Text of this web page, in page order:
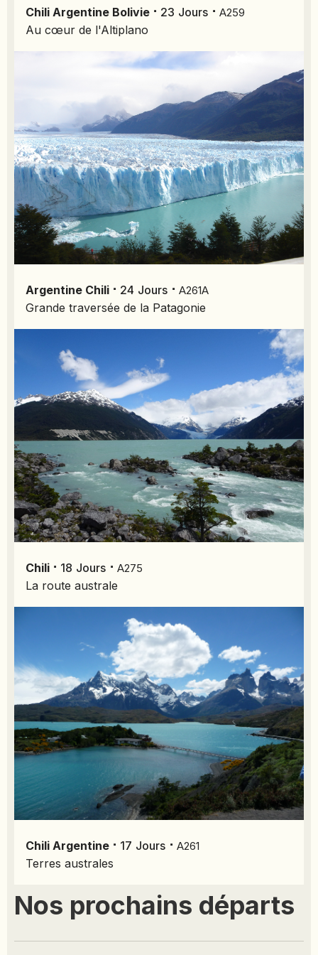
NAMIBIE
NÉPAL
NICARAGUA
PAKISTAN
PANAMA
PÉROU
PHILIPPINES
RÉUNION
ROUMANIE
SALVADOR
SERBIE
SRI LANKA
TADJIKISTAN
TANZANIE
TURKMÉNISTAN
TURQUIE
VIETNAM
ZANZIBAR
Chili Argentine Bolivie ⋅ 23 Jours ⋅ A259
Au cœur de l'Altiplano
Argentine Chili ⋅ 24 Jours ⋅ A261A
Grande traversée de la Patagonie
Chili ⋅ 18 Jours ⋅ A275
La route australe
Chili Argentine ⋅ 17 Jours ⋅ A261
Terres australes
Nos prochains départs